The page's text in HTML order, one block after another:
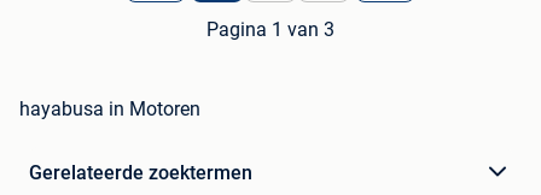
Pagina 1 van 3
hayabusa in Motoren
Gerelateerde zoektermen